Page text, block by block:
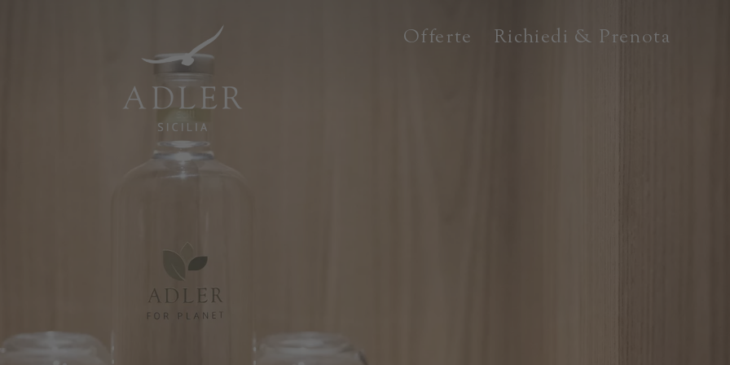
Offerte Richiedi & Prenota